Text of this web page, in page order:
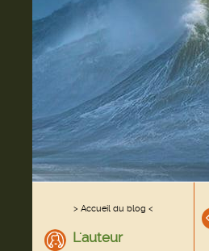
> Accueil du blog <
L'auteur